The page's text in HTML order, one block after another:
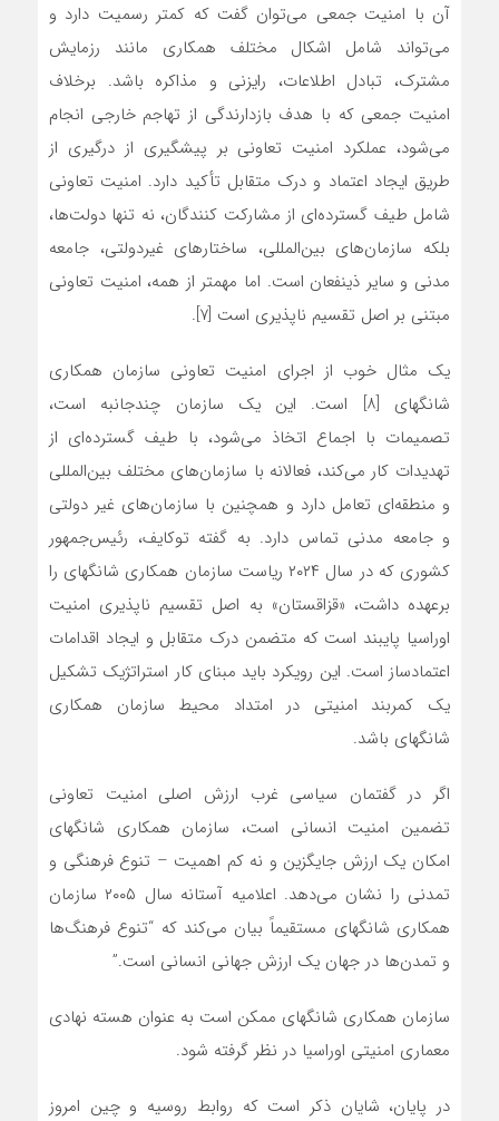
آن با امنیت جمعی می‌توان گفت که کمتر رسمیت دارد و
می‌تواند شامل اشکال مختلف همکاری مانند رزمایش
مشترک، تبادل اطلاعات، رایزنی و مذاکره باشد. برخلاف
امنیت جمعی که با هدف بازدارندگی از تهاجم خارجی انجام
می‌شود، عملکرد امنیت تعاونی بر پیشگیری از درگیری از
طریق ایجاد اعتماد و درک متقابل تأکید دارد. امنیت تعاونی
شامل طیف گسترده‌ای از مشارکت کنندگان، نه تنها دولت‌ها،
بلکه سازمان‌های بین‌المللی، ساختارهای غیردولتی، جامعه
مدنی و سایر ذینفعان است. اما مهمتر از همه، امنیت تعاونی
مبتنی بر اصل تقسیم ناپذیری است [۷].
یک مثال خوب از اجرای امنیت تعاونی سازمان همکاری
شانگهای [۸] است. این یک سازمان چندجانبه است،
تصمیمات با اجماع اتخاذ می‌شود، با طیف گسترده‌ای از
تهدیدات کار می‌کند، فعالانه با سازمان‌های مختلف بین‌المللی
و منطقه‌ای تعامل دارد و همچنین با سازمان‌های غیر دولتی
و جامعه مدنی تماس دارد. به گفته توکایف، رئیس‌جمهور
کشوری که در سال ۲۰۲۴ ریاست سازمان همکاری شانگهای را
برعهده داشت، «قزاقستان» به اصل تقسیم ناپذیری امنیت
اوراسیا پایبند است که متضمن درک متقابل و ایجاد اقدامات
اعتمادساز است. این رویکرد باید مبنای کار استراتژیک تشکیل
یک کمربند امنیتی در امتداد محیط سازمان همکاری
شانگهای باشد.
اگر در گفتمان سیاسی غرب ارزش اصلی امنیت تعاونی
تضمین امنیت انسانی است، سازمان همکاری شانگهای
امکان یک ارزش جایگزین و نه کم اهمیت – تنوع فرهنگی و
تمدنی را نشان می‌دهد. اعلامیه آستانه سال ۲۰۰۵ سازمان
همکاری شانگهای مستقیماً بیان می‌کند که “تنوع فرهنگ‌ها
و تمدن‌ها در جهان یک ارزش جهانی انسانی است.”
سازمان همکاری شانگهای ممکن است به عنوان هسته نهادی
معماری امنیتی اوراسیا در نظر گرفته شود.
در پایان، شایان ذکر است که روابط روسیه و چین امروز